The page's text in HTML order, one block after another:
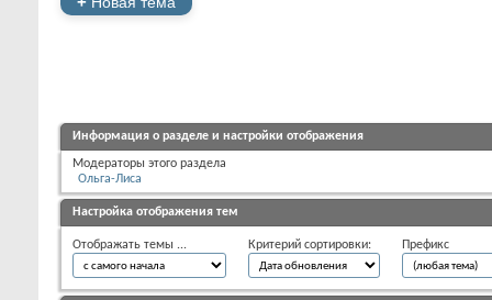
Информация о разделе и настройки отображения
Модераторы этого раздела
Ольга-Лиса
Настройка отображения тем
Отображать темы ... Критерий сортировки: Префикс